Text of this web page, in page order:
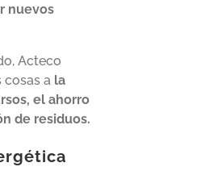
nuevos
Acteco
a la
el ahorro
de residuos.